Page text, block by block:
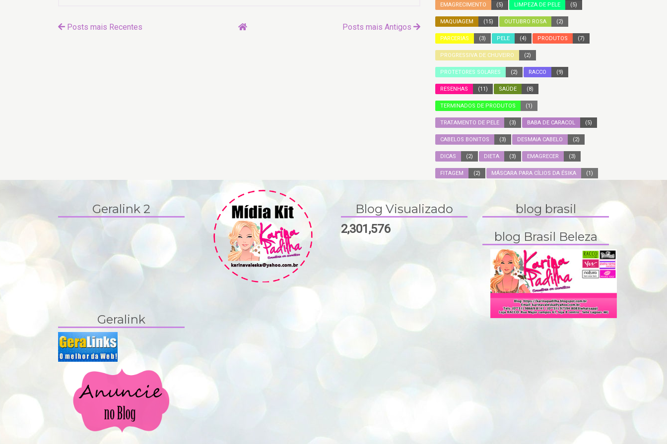
Posts mais Recentes Posts mais Antigos
EMAGRECIMENTO (5) LIMPEZA DE PELE (5)
MAQUIAGEM (15) OUTUBRO ROSA (2)
PARCERIAS (3) PELE (4) PRODUTOS (7)
PROGRESSIVA DE CHUVEIRO (2)
PROTETORES SOLARES (2) RACCO (9)
RESENHAS (11) SAÚDE (8)
TERMINADOS DE PRODUTOS (1)
TRATAMENTO DE PELE (3) BABA DE CARACOL (5)
CABELOS BONITOS (3) DESMAIA CABELO (2)
DICAS (2) DIETA (3) EMAGRECER (3)
FITAGEM (2) MÁSCARA PARA CÍLIOS DA ÉSIKA (1)
Geralink 2
Geralink
Blog Visualizado
2,301,576
blog brasil
blog Brasil Beleza